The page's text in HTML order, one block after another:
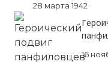
28 марта 1942
16